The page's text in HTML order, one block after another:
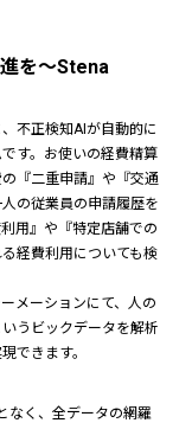
を〜Stena
不正検知AIが自動的に
す。お使いの経費精算
『二重申請』や『交通
の従業員の申請履歴を
用』や『特定店舗での
経費利用についても検
メーションにて、人の
うビックデータを解析
できます。
なく、全データの網羅